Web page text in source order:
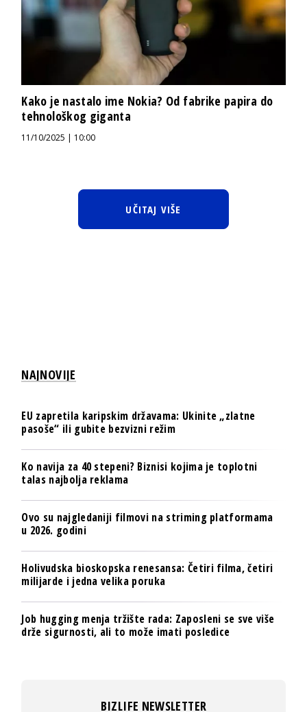
Kako je nastalo ime Nokia? Od fabrike papira do
tehnološkog giganta
11/10/2025 | 10:00
UČITAJ VIŠE
NAJNOVIJE
EU zapretila karipskim državama: Ukinite „zlatne
pasoše“ ili gubite bezvizni režim
Ko navija za 40 stepeni? Biznisi kojima je toplotni
talas najbolja reklama
Ovo su najgledaniji filmovi na striming platformama
u 2026. godini
Holivudska bioskopska renesansa: Četiri filma, četiri
milijarde i jedna velika poruka
Job hugging menja tržište rada: Zaposleni se sve više
drže sigurnosti, ali to može imati posledice
BIZLIFE NEWSLETTER